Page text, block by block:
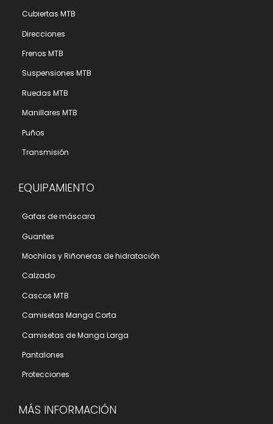
Cubiertas MTB
Direcciones
Frenos MTB
Suspensiones MTB
Ruedas MTB
Manillares MTB
Puños
Transmisión
EQUIPAMIENTO
Gafas de máscara
Guantes
Mochilas y Riñoneras de hidratación
Calzado
Cascos MTB
Camisetas Manga Corta
Camisetas de Manga Larga
Pantalones
Protecciones
MÁS INFORMACIÓN